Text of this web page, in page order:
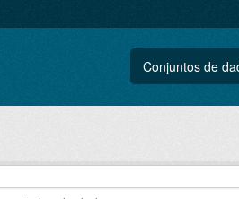
Conjuntos de